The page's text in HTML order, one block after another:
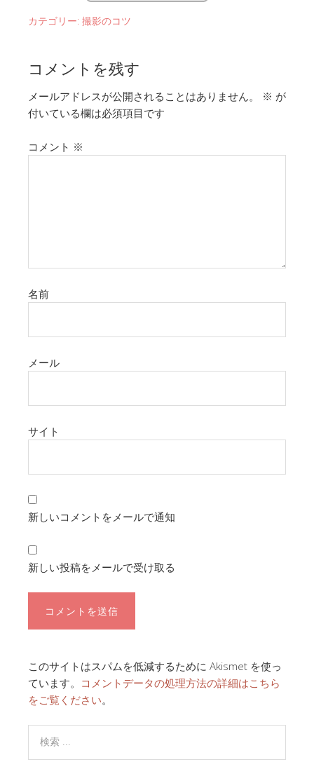
カテゴリー: 撮影のコツ
コメントを残す
メールアドレスが公開されることはありません。 ※ が
付いている欄は必須項目です
コメント ※
名前
メール
サイト
新しいコメントをメールで通知
新しい投稿をメールで受け取る
このサイトはスパムを低減するために Akismet を使っ
ています。 コメントデータの処理方法の詳細はこちら
をご覧ください。